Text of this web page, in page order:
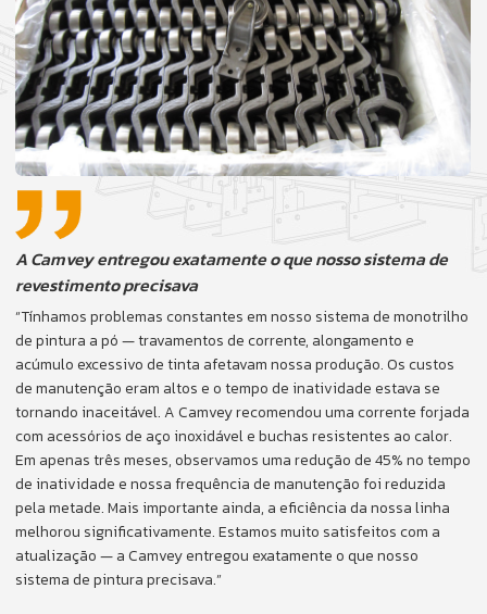
A Camvey entregou exatamente o que nosso sistema de
revestimento precisava
“Tínhamos problemas constantes em nosso sistema de monotrilho
de pintura a pó — travamentos de corrente, alongamento e
acúmulo excessivo de tinta afetavam nossa produção. Os custos
de manutenção eram altos e o tempo de inatividade estava se
tornando inaceitável. A Camvey recomendou uma corrente forjada
com acessórios de aço inoxidável e buchas resistentes ao calor.
Em apenas três meses, observamos uma redução de 45% no tempo
de inatividade e nossa frequência de manutenção foi reduzida
pela metade. Mais importante ainda, a eficiência da nossa linha
melhorou significativamente. Estamos muito satisfeitos com a
atualização — a Camvey entregou exatamente o que nosso
sistema de pintura precisava.”